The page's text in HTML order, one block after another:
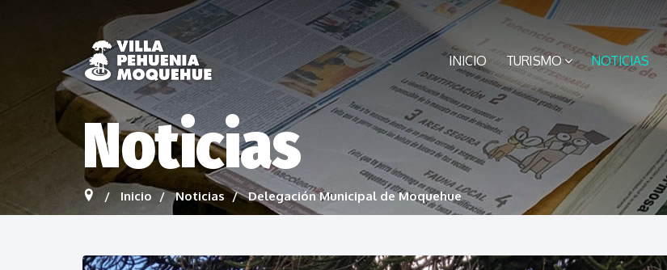
INICIO TURISMO NOTICIAS
Noticias
Inicio Noticias Delegación Municipal de Moquehue